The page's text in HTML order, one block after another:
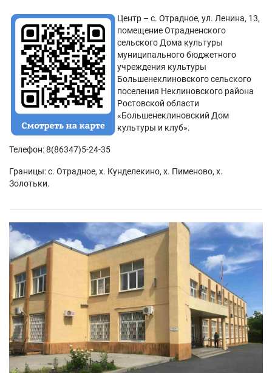
Центр – с. Отрадное, ул. Ленина, 13,
помещение Отрадненского
сельского Дома культуры
муниципального бюджетного
учреждения культуры
Большенеклиновского сельского
поселения Неклиновского района
Ростовской области
«Большенеклиновский Дом
культуры и клуб».
Телефон: 8(86347)5-24-35
Границы: с. Отрадное, х. Кунделекино, х. Пименово, х.
Золотьки.